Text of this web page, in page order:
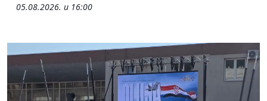
05.08.2026. u 16:00